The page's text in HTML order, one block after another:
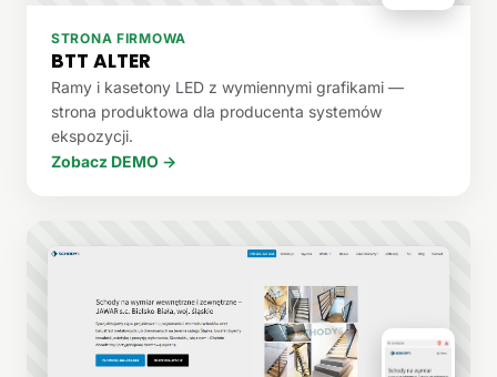
STRONA FIRMOWA
BTT ALTER
Ramy i kasetony LED z wymiennymi grafikami —
strona produktowa dla producenta systemów
ekspozycji.
Zobacz DEMO →